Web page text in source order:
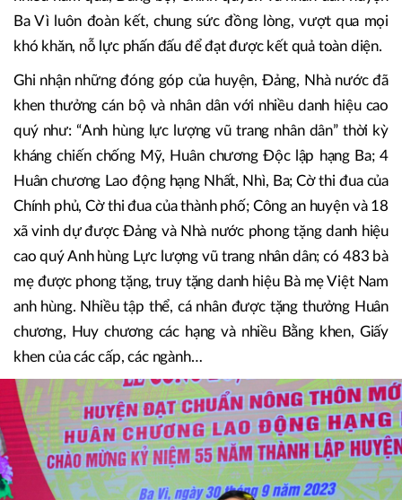
Các đại biểu tham dự buổi lễ.
Huyện ủy, Chủ tịch UBND huyện Ba Vì cho biết: Trong
nhiều năm qua, Đảng bộ, Chính quyền và nhân dân huyện
Ba Vì luôn đoàn kết, chung sức đồng lòng, vượt qua mọi
khó khăn, nỗ lực phấn đấu để đạt được kết quả toàn diện.
Ghi nhận những đóng góp của huyện, Đảng, Nhà nước đã
khen thưởng cán bộ và nhân dân với nhiều danh hiệu cao
quý như: “Anh hùng lực lượng vũ trang nhân dân” thời kỳ
kháng chiến chống Mỹ, Huân chương Độc lập hạng Ba; 4
Huân chương Lao động hạng Nhất, Nhì, Ba; Cờ thi đua của
Chính phủ, Cờ thi đua của thành phố; Công an huyện và 18
xã vinh dự được Đảng và Nhà nước phong tặng danh hiệu
cao quý Anh hùng Lực lượng vũ trang nhân dân; có 483 bà
mẹ được phong tặng, truy tặng danh hiệu Bà mẹ Việt Nam
anh hùng. Nhiều tập thể, cá nhân được tặng thưởng Huân
chương, Huy chương các hạng và nhiều Bằng khen, Giấy
khen của các cấp, các ngành…